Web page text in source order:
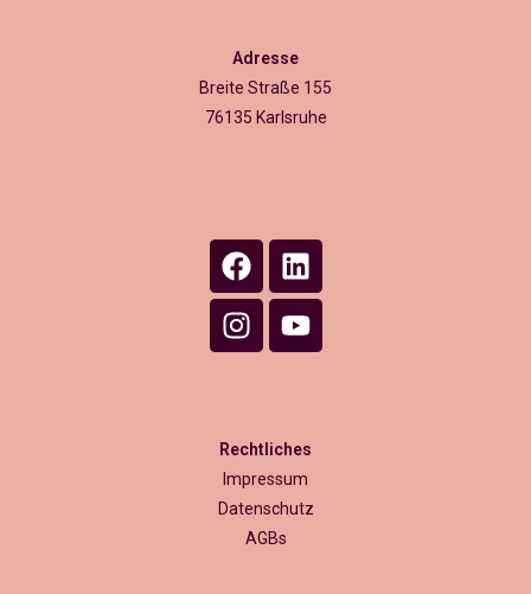
Adresse
Breite Straße 155
76135 Karlsruhe
Rechtliches
Impressum
Datenschutz
AGBs